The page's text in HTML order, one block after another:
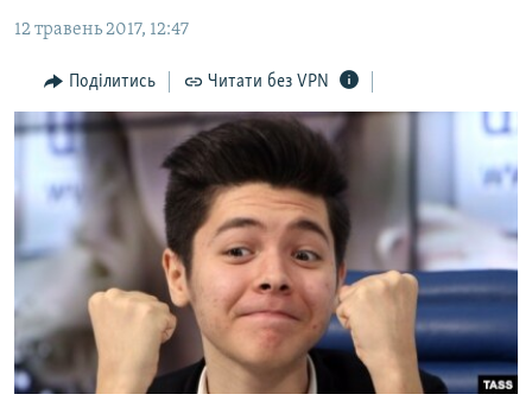
основної
навігації
Перейти
до
пошуку
БЛОГИ
ПОГЛЯД
ІНТЕРВ'Ю
ВСЕ ЗА ДЕНЬ
СПЕЦПРОЕКТИ
ДЕПОРТАЦІЯ
ВІДЕОУРОКИ «ELIFBE»
СВІДЧЕННЯ ОКУПАЦІЇ
УКРАЇНСЬКА ПРОБЛЕМА КРИМУ
ЯК ОБІЙТИ БЛОКУВАННЯ
Русский
Qırımtatar
12 травень 2017, 12:47
Поділитись Читати без VPN